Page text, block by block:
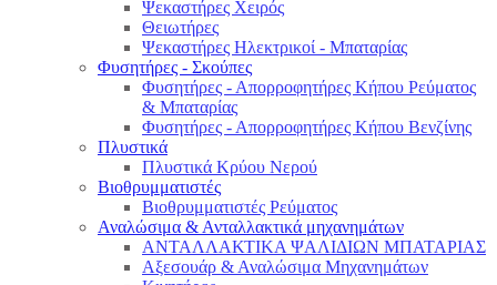
Ψεκαστήρες Χειρός
Θειωτήρες
Ψεκαστήρες Ηλεκτρικοί - Μπαταρίας
Φυσητήρες - Σκούπες
Φυσητήρες - Απορροφητήρες Κήπου Ρεύματος
& Μπαταρίας
Φυσητήρες - Απορροφητήρες Κήπου Βενζίνης
Πλυστικά
Πλυστικά Κρύου Νερού
Βιοθρυμματιστές
Βιοθρυμματιστές Ρεύματος
Αναλώσιμα & Ανταλλακτικά μηχανημάτων
ΑΝΤΑΛΛΑΚΤΙΚΑ ΨΑΛΙΔΙΩΝ ΜΠΑΤΑΡΙAΣ
Αξεσουάρ & Αναλώσιμα Μηχανημάτων